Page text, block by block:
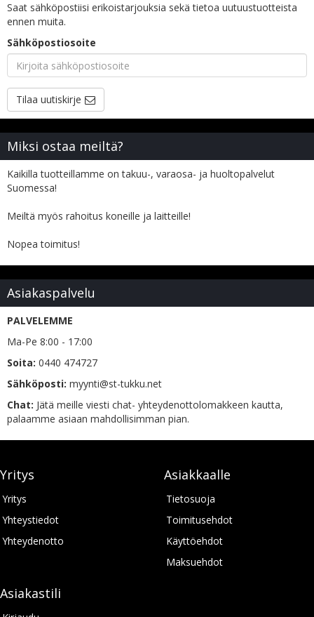
Saat sähköpostiisi erikoistarjouksia sekä tietoa uutuustuotteista
ennen muita.
Sähköpostiosoite
Tilaa uutiskirje
Miksi ostaa meiltä?
Kaikilla tuotteillamme on takuu-, varaosa- ja huoltopalvelut
Suomessa!
Meiltä myös rahoitus koneille ja laitteille!
Nopea toimitus!
Asiakaspalvelu
PALVELEMME
Ma-Pe 8:00 - 17:00
Soita: 0440 474727
Sähköposti: myynti@st-tukku.net
Chat: Jätä meille viesti chat- yhteydenottolomakkeen kautta,
palaamme asiaan mahdollisimman pian.
Yritys
Yritys
Yhteystiedot
Yhteydenotto
Asiakkaalle
Tietosuoja
Toimitusehdot
Käyttöehdot
Maksuehdot
Asiakastili